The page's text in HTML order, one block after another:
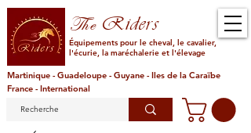
TheRiders
Équipements pour le cheval, le cavalier,
l'écurie, la maréchalerie et l'élevage
Martinique - Guadeloupe - Guyane - Iles de la Caraïbe
France - International